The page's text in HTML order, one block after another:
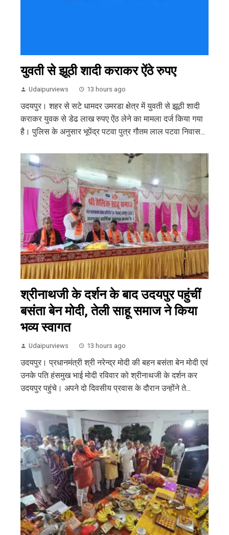
युवती से झूठी शादी कराकर ऐंठे रुपए
Udaipurviews 13 hours ago
उदयपुर। शहर से सटे धामदर उमरडा क्षेत्र में युवती से झूठी शादी
कराकर युवक से डेढ लाख रुपए ऐंठ लेने का मामला दर्ज किया गया
है। पुलिस के अनुसार भूपेंद्र पटवा पुत्र गौतम लाल पटवा निवास...
श्रीनाथजी के दर्शन के बाद उदयपुर पहुंचीं
बसंता बेन मोदी, तेली साहू समाज ने किया
भव्य स्वागत
Udaipurviews 13 hours ago
उदयपुर। प्रधानमंत्री श्री नरेन्द्र मोदी की बहन बसंता बेन मोदी एवं
उनके पति हंसमुख भाई मोदी रविवार को श्रीनाथजी के दर्शन कर
उदयपुर पहुंचे। अपने दो दिवसीय प्रवास के दौरान उन्होंने ते...